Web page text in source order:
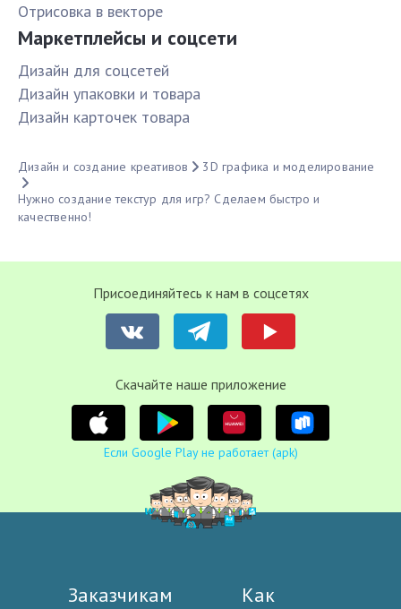
Отрисовка в векторе
Маркетплейсы и соцсети
Дизайн для соцсетей
Дизайн упаковки и товара
Дизайн карточек товара
Дизайн и создание креативов
3D графика и моделирование
Нужно создание текстур для игр? Сделаем быстро и
качественно!
Присоединяйтесь к нам в соцсетях
Cкачайте наше приложение
Если Google Play не работает (apk)
Заказчикам
Как